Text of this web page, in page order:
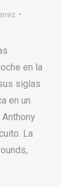
en la
siglas
en un
La